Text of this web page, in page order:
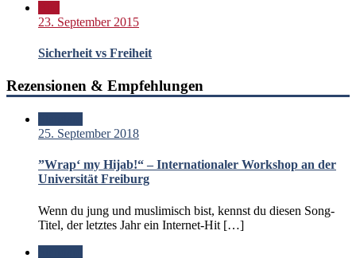
23. September 2015
Sicherheit vs Freiheit
Rezensionen & Empfehlungen
25. September 2018
”Wrap‘ my Hijab!“ – Internationaler Workshop an der
Universität Freiburg
Wenn du jung und muslimisch bist, kennst du diesen Song-
Titel, der letztes Jahr ein Internet-Hit […]